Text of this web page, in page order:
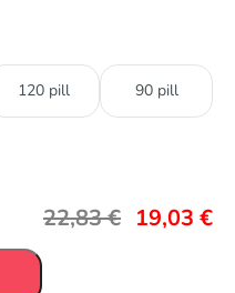
120 pill 90 pill
22,83€ 19,03 €